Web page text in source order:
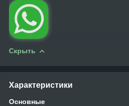
Скрыть
Характеристики
Основные